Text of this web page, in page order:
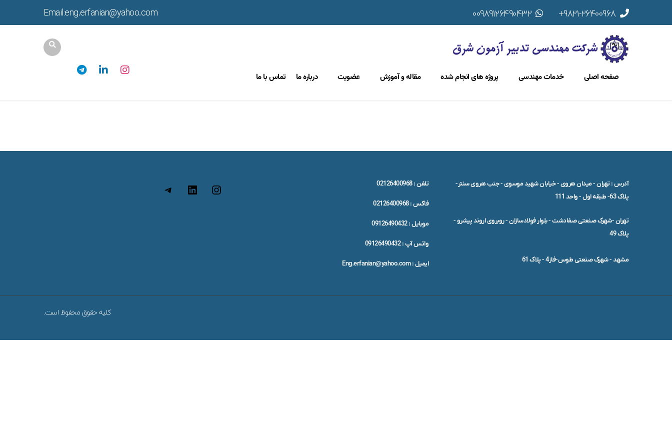
9821-26400968+
00989126490432
Email:eng.erfanian@yahoo.com
صفحه اصلی خدمات مهندسی پروژه های انجام شده مقاله و آموزش عضویت درباره ما تماس با ما
آدرس : تهران - میدان هروی - خیابان شهید موسوی - جنب هروی سنتر-
پلاک 63- طبقه اول - واحد 111
تهران -شهرک صنعتی صفادشت - بلوار فولادسازان - روبروی اروند پیشرو -
پلاک 49
مشهد - شهرک صنعتی طوس-فاز4 - پلاک 61
تلفن : 02126400968
فاکس : 02126400968
موبایل : 09126490432
واتس آپ : 09126490432
ایمیل : Eng.erfanian@yahoo.com
کلیه حقوق محفوظ است.